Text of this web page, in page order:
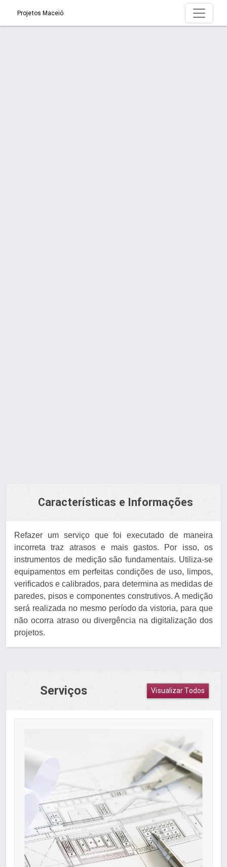
Projetos Maceió
Características e Informações
Refazer um serviço que foi executado de maneira
incorreta traz atrasos e mais gastos. Por isso, os
instrumentos de medição são fundamentais. Utiliza-se
equipamentos em perfeitas condições de uso, limpos,
verificados e calibrados, para determina as medidas de
paredes, pisos e componentes construtivos. A medição
será realizada no mesmo período da vistoria, para que
não ocorra atraso ou divergência na digitalização dos
projetos.
Serviços Visualizar Todos